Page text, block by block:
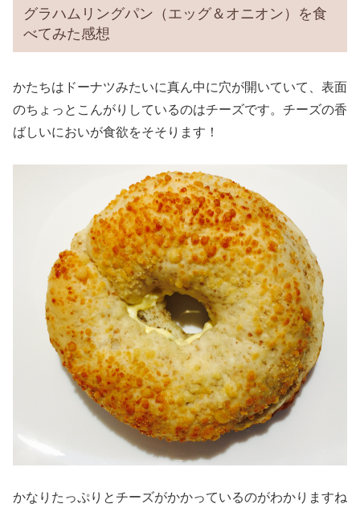
グラハムリングパン（エッグ＆オニオン）を食
べてみた感想
かたちはドーナツみたいに真ん中に穴が開いていて、表面
のちょっとこんがりしているのはチーズです。チーズの香
ばしいにおいが食欲をそそります！
かなりたっぷりとチーズがかかっているのがわかりますね